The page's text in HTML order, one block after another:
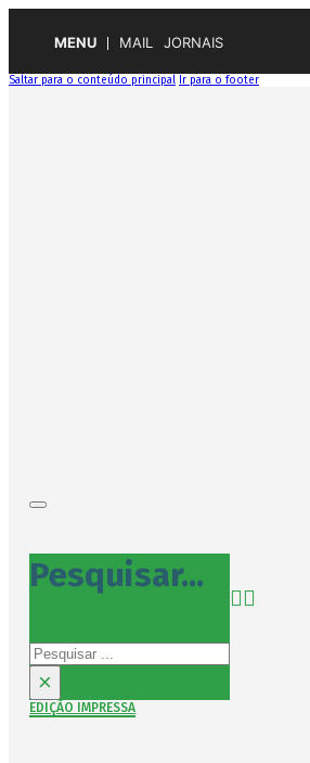
MENU MAIL JORNAIS
Saltar para o conteúdo principal Ir para o footer
Pesquisar...
Pesquisar
×
EDIÇÃO IMPRESSA